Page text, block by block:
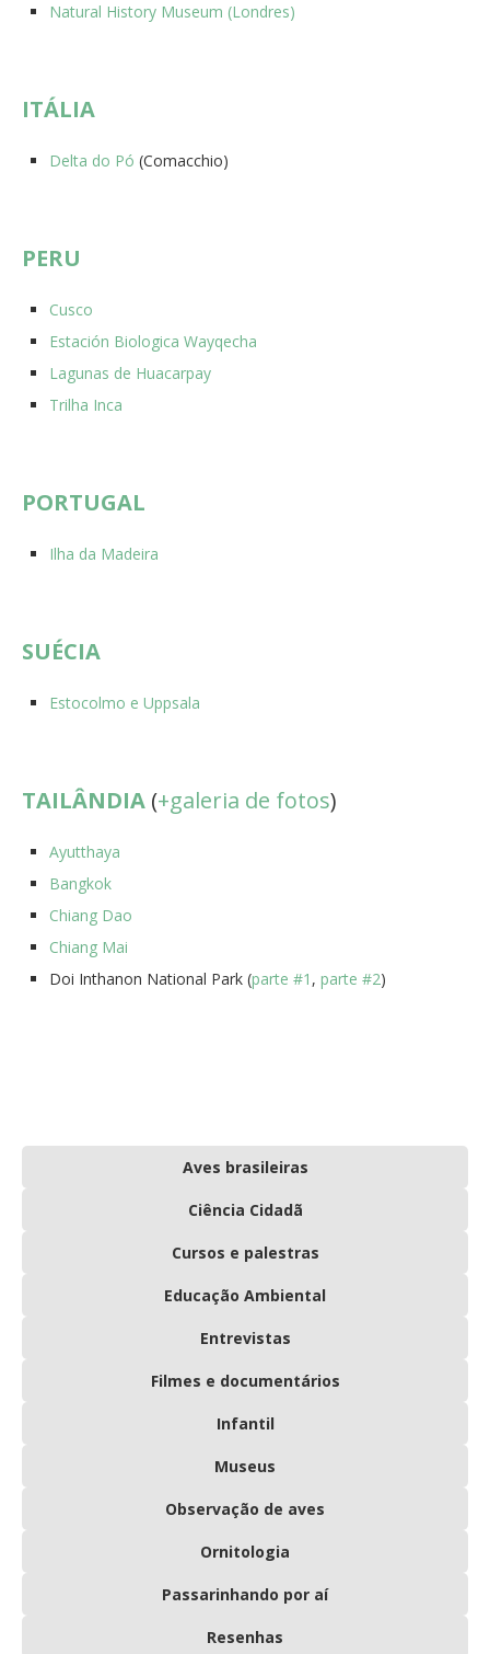
Natural History Museum (Londres)
ITÁLIA
Delta do Pó (Comacchio)
PERU
Cusco
Estación Biologica Wayqecha
Lagunas de Huacarpay
Trilha Inca
PORTUGAL
Ilha da Madeira
SUÉCIA
Estocolmo e Uppsala
TAILÂNDIA (+galeria de fotos)
Ayutthaya
Bangkok
Chiang Dao
Chiang Mai
Doi Inthanon National Park (parte #1 , parte #2)
Aves brasileiras
Ciência Cidadã
Cursos e palestras
Educação Ambiental
Entrevistas
Filmes e documentários
Infantil
Museus
Observação de aves
Ornitologia
Passarinhando por aí
Resenhas